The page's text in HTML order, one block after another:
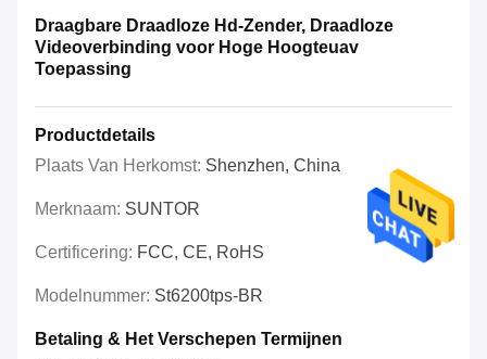
Draagbare Draadloze Hd-Zender, Draadloze
Videoverbinding voor Hoge Hoogteuav
Toepassing
Productdetails
Plaats Van Herkomst: Shenzhen, China
Merknaam: SUNTOR
Certificering: FCC, CE, RoHS
Modelnummer: St6200tps-BR
Betaling & Het Verschepen Termijnen